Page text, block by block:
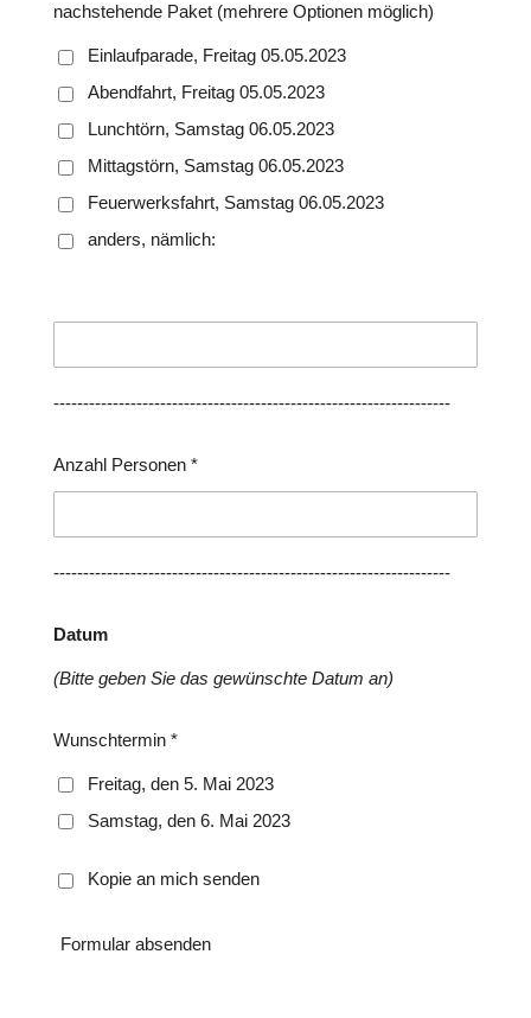
nachstehende Paket (mehrere Optionen möglich)
Einlaufparade, Freitag 05.05.2023
Abendfahrt, Freitag 05.05.2023
Lunchtörn, Samstag 06.05.2023
Mittagstörn, Samstag 06.05.2023
Feuerwerksfahrt, Samstag 06.05.2023
anders, nämlich:
-------------------------------------------------------------------
Anzahl Personen *
-------------------------------------------------------------------
Datum
(Bitte geben Sie das gewünschte Datum an)
Wunschtermin *
Freitag, den 5. Mai 2023
Samstag, den 6. Mai 2023
Kopie an mich senden
Formular absenden